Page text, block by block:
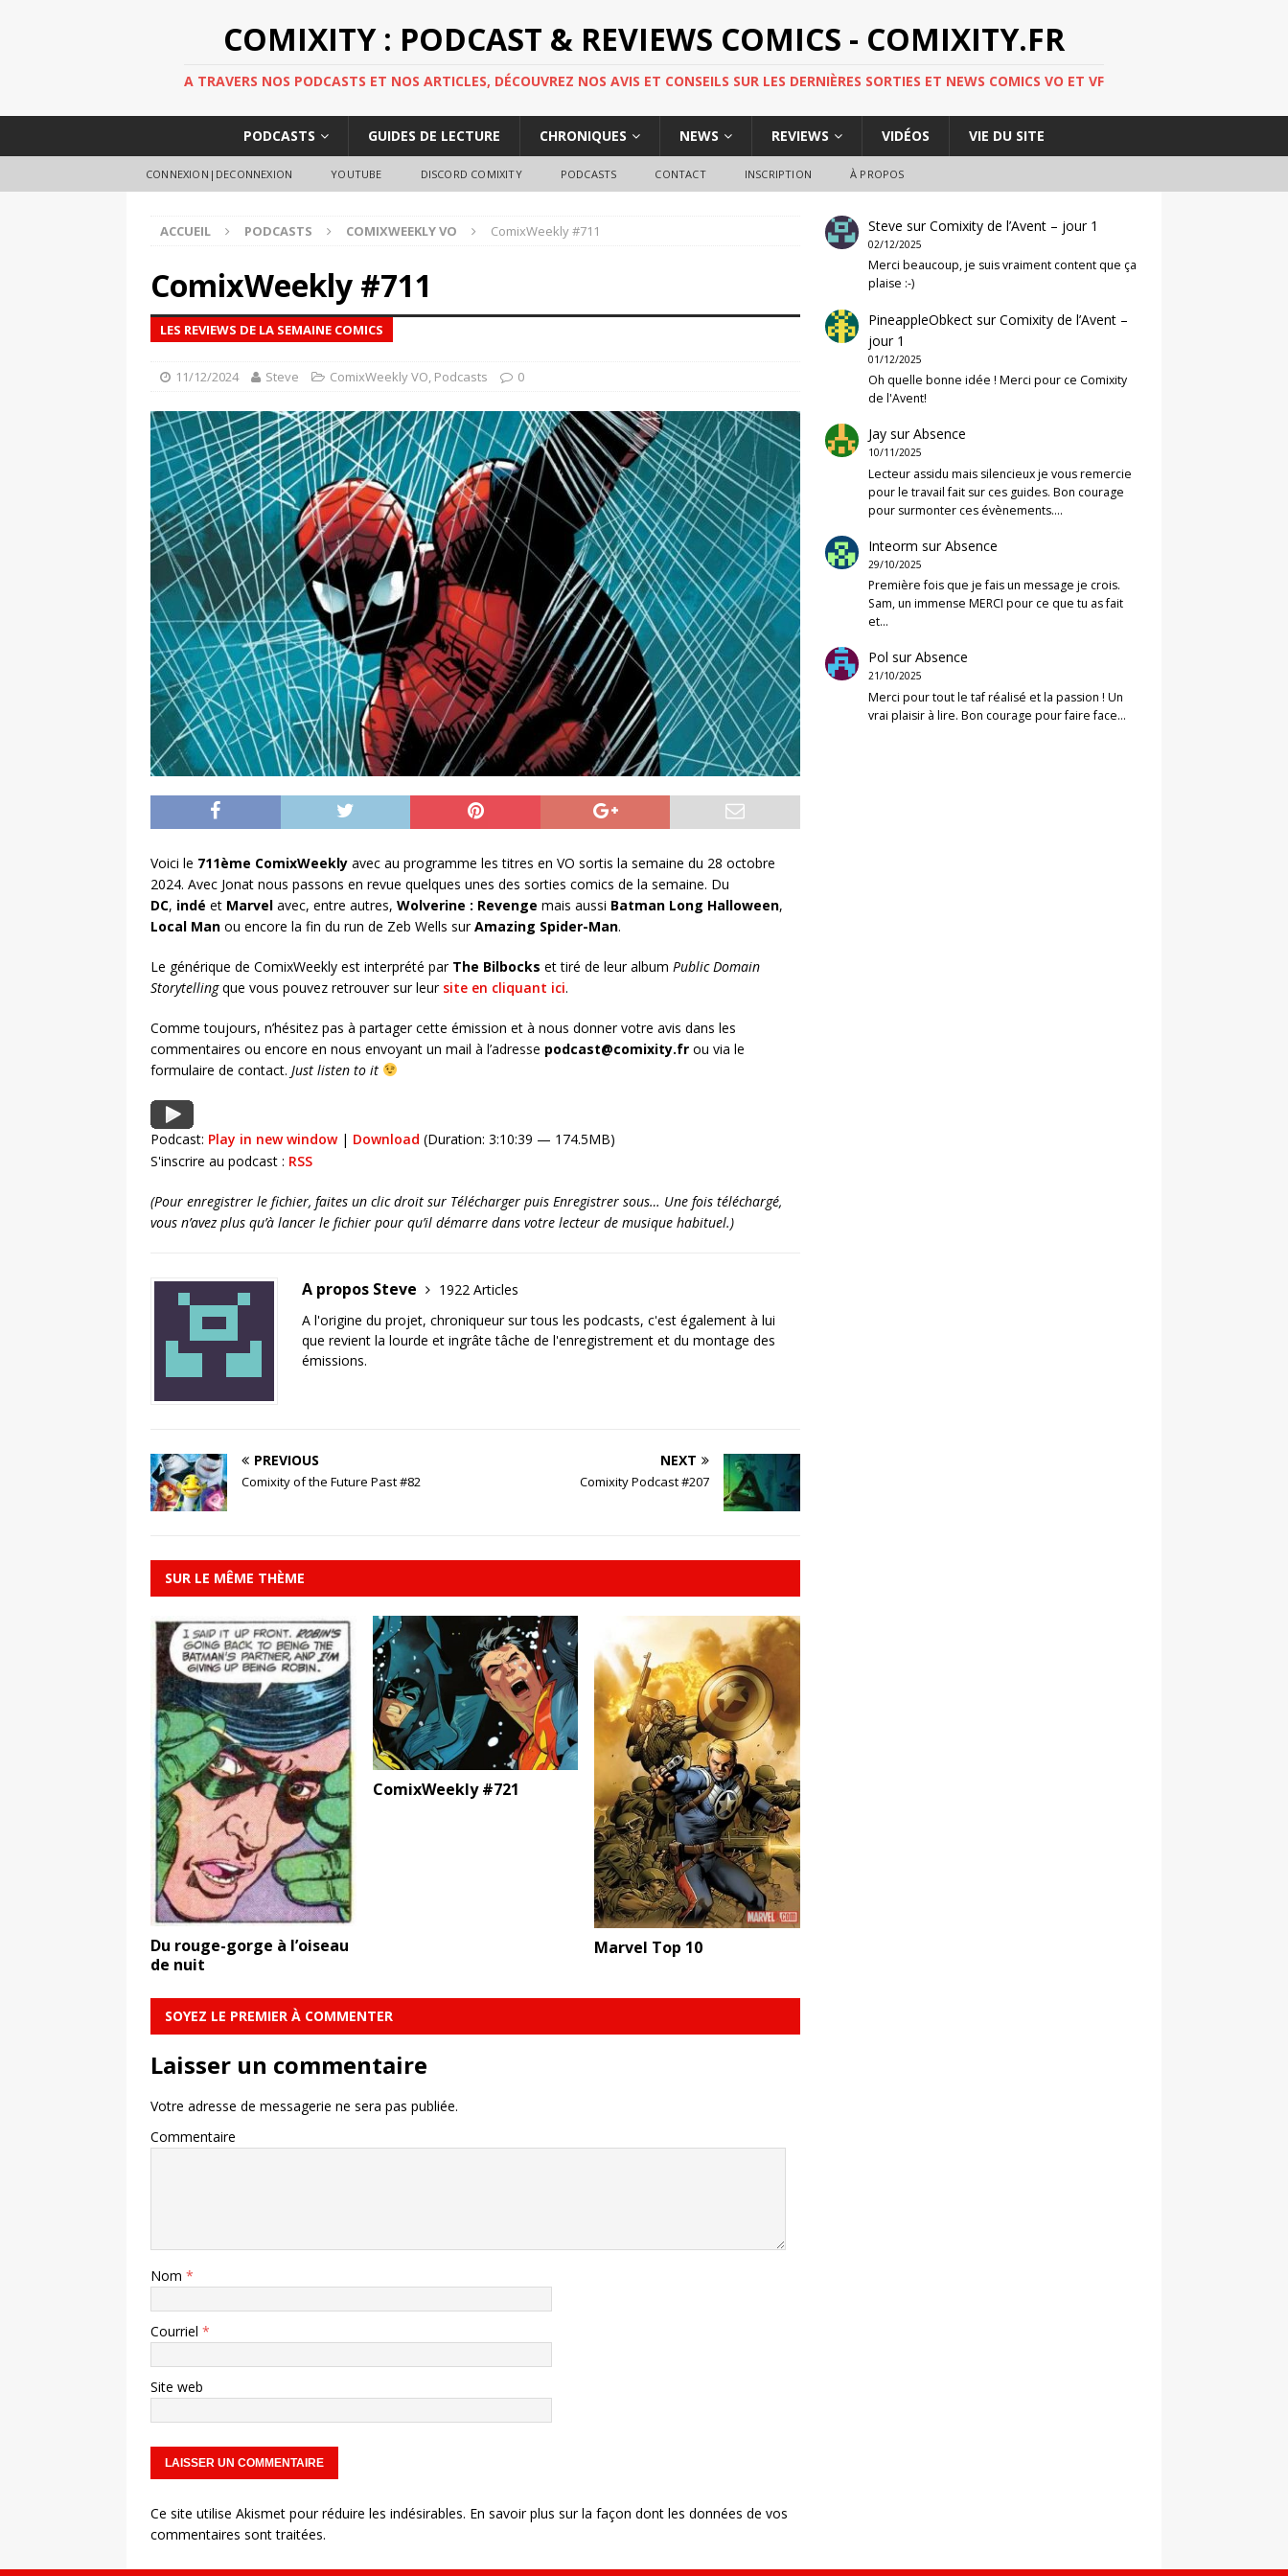
COMIXITY : PODCAST & REVIEWS COMICS - COMIXITY.FR
A TRAVERS NOS PODCASTS ET NOS ARTICLES, DÉCOUVREZ NOS AVIS ET CONSEILS SUR LES DERNIÈRES SORTIES ET NEWS COMICS VO ET VF
PODCASTS GUIDES DE LECTURE CHRONIQUES NEWS REVIEWS VIDÉOS VIE DU SITE
CONNEXION|DECONNEXION YOUTUBE DISCORD COMIXITY PODCASTS CONTACT INSCRIPTION À PROPOS
ACCUEIL PODCASTS COMIXWEEKLY VO ComixWeekly #711
ComixWeekly #711
LES REVIEWS DE LA SEMAINE COMICS
11/12/2024 Steve ComixWeekly VO, Podcasts 0
Voici le 711ème ComixWeekly avec au programme les titres en VO sortis la semaine du 28 octobre
2024. Avec Jonat nous passons en revue quelques unes des sorties comics de la semaine. Du
DC, indé et Marvel avec, entre autres, Wolverine : Revenge mais aussi Batman Long Halloween,
Local Man ou encore la fin du run de Zeb Wells surAmazing Spider-Man.
Le générique de ComixWeekly est interprété par The Bilbocks et tiré de leur album Public Domain
Storytellingque vous pouvez retrouver sur leur site en cliquant ici.
Comme toujours, n’hésitez pas à partager cette émission et à nous donner votre avis dans les
commentaires ou encore en nous envoyant un mail à l’adresse podcast@comixity.fr ou via le
formulaire de contact. Just listen to it
Podcast: Play in new window| Download (Duration: 3:10:39 — 174.5MB)
S'inscrire au podcast : RSS
(Pour enregistrer le fichier, faites un clic droit sur Télécharger puis Enregistrer sous… Une fois téléchargé,
vous n’avez plus qu’à lancer le fichier pour qu’il démarre dans votre lecteur de musique habituel.)
A propos Steve
1922 Articles
A l'origine du projet, chroniqueur sur tous les podcasts, c'est également à lui
que revient la lourde et ingrâte tâche de l'enregistrement et du montage des
émissions.
PREVIOUS
Comixity of the Future Past #82
NEXT
Comixity Podcast #207
SUR LE MÊME THÈME
Du rouge-gorge à l’oiseau
de nuit
ComixWeekly #721
Marvel Top 10
SOYEZ LE PREMIER À COMMENTER
Laisser un commentaire
Votre adresse de messagerie ne sera pas publiée.
Commentaire
Nom *
Courriel *
Site web
Ce site utilise Akismet pour réduire les indésirables. En savoir plus sur la façon dont les données de vos
commentaires sont traitées.
Steve surComixity de l’Avent – jour 1
02/12/2025
Merci beaucoup, je suis vraiment content que ça
plaise :-)
PineappleObkect surComixity de l’Avent –
jour 1
01/12/2025
Oh quelle bonne idée ! Merci pour ce Comixity
de l'Avent!
Jay surAbsence
10/11/2025
Lecteur assidu mais silencieux je vous remercie
pour le travail fait sur ces guides. Bon courage
pour surmonter ces évènements.…
Inteorm surAbsence
29/10/2025
Première fois que je fais un message je crois.
Sam, un immense MERCI pour ce que tu as fait
et…
Pol surAbsence
21/10/2025
Merci pour tout le taf réalisé et la passion ! Un
vrai plaisir à lire. Bon courage pour faire face…